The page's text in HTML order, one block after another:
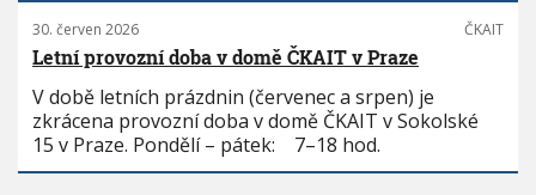
30. červen 2026 ČKAIT
Letní provozní doba v domě ČKAIT v Praze
V době letních prázdnin (červenec a srpen) je
zkrácena provozní doba v domě ČKAIT v Sokolské
15 v Praze. Pondělí – pátek: 7–18 hod.